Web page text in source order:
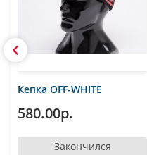
Кепка OFF-WHITE
580.00р.
Закончился